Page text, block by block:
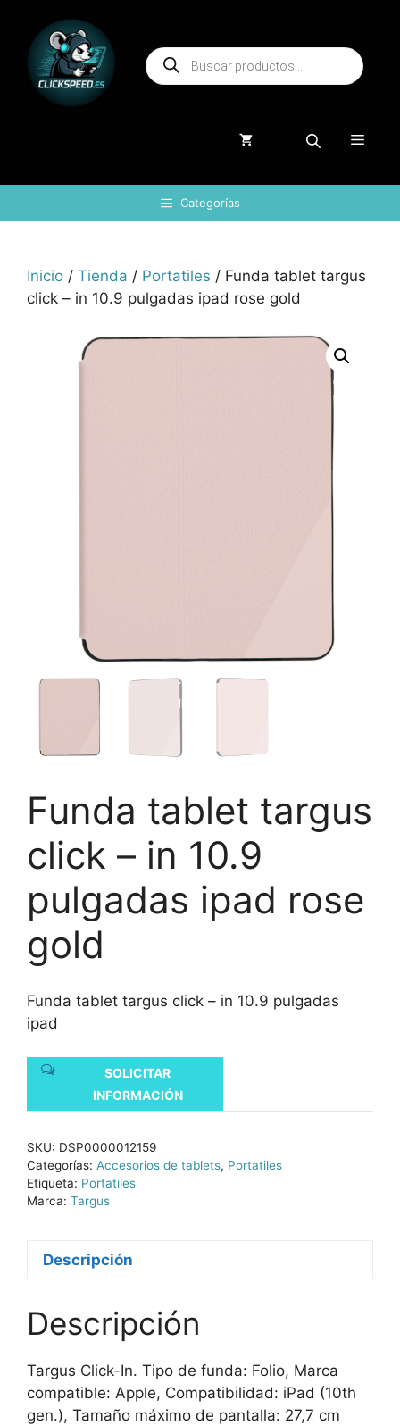
contenido
Búsqueda
de
productos
Menú
Categorías
Inicio / Tienda / Portatiles / Funda tablet targus
click – in 10.9 pulgadas ipad rose gold
Funda tablet targus
click – in 10.9
pulgadas ipad rose
gold
Funda tablet targus click – in 10.9 pulgadas
ipad
SOLICITAR
INFORMACIÓN
SKU: DSP0000012159
Categorías: Accesorios de tablets, Portatiles
Etiqueta: Portatiles
Marca: Targus
Descripción
Descripción
Targus Click-In. Tipo de funda: Folio, Marca
compatible: Apple, Compatibilidad: iPad (10th
gen.), Tamaño máximo de pantalla: 27,7 cm